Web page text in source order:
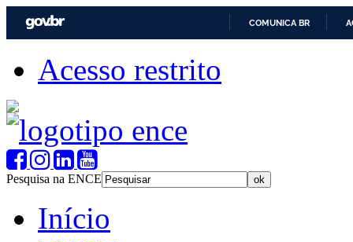
COMUNICA BR
Acesso restrito
Pesquisa na ENCE
Início